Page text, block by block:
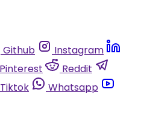
Github
Instagram
Pinterest
Reddit
Tiktok
Whatsapp